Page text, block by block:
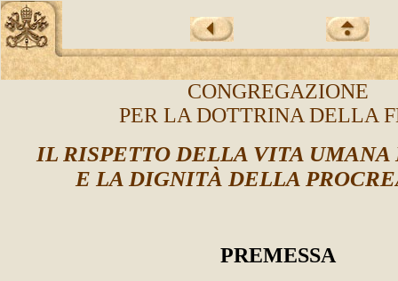
CONGREGAZIONE
PER LA DOTTRINA DELLA
IL RISPETTO DELLA VITA
E LA DIGNITÀ DELLA
PREMESSA